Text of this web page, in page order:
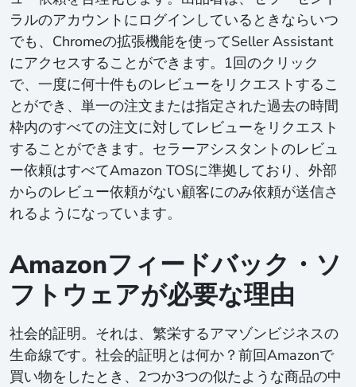
ラルのアカウントにログインしているときならいつ
でも、Chromeの拡張機能を使ってSeller Assistant
にアクセスすることができます。1回のクリック
で、一度に何十件ものレビューをリクエストするこ
とができ、単一の注文または指定された過去の時間
枠内のすべての注文に対してレビューをリクエスト
することができます。セラーアシスタントのレビュ
ー依頼はすべてAmazon TOSに準拠しており、外部
からのレビュー依頼がない顧客にのみ依頼が送信さ
れるようになっています。
Amazonフィードバック・ソ
フトウェアが必要な理由
社会的証明。それは、繁栄するアマゾンビジネスの
生命線です。社会的証明とは何か？前回Amazonで
買い物をしたとき、2つか3つの似たような商品の中